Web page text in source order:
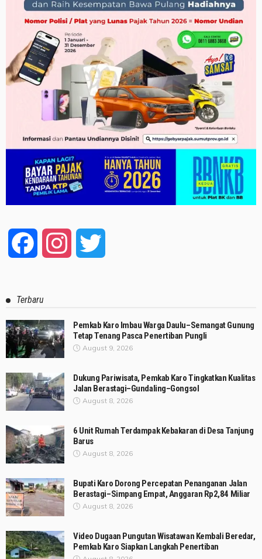
Facebook Instagram
Terbaru
Pemkab Karo Imbau Warga Daulu–Semangat Gunung
Tetap Tenang Pasca Penertiban Pungli
August 9, 2026
Dukung Pariwisata, Pemkab Karo Tingkatkan Kualitas
Jalan Berastagi–Gundaling–Gongsol
August 8, 2026
6 Unit Rumah Terdampak Kebakaran di Desa Tanjung
Barus
August 8, 2026
Bupati Karo Dorong Percepatan Penanganan Jalan
Berastagi–Simpang Empat, Anggaran Rp2,84 Miliar
August 8, 2026
Video Dugaan Pungutan Wisatawan Kembali Beredar,
Pemkab Karo Siapkan Langkah Penertiban